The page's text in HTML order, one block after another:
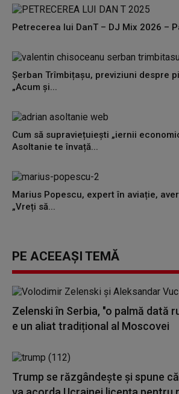
Petrecerea lui DanT – DJ Mix 2026 –
Șerban Trîmbițașu, previziuni despre
„Acum și...
Cum să supraviețuiești „iernii
Asoltanie te învață...
Marius Popescu, expert în aviație,
„Vreți să...
PE ACEEAȘI TEMĂ
Zelenski în Serbia, "o palmă dată
e un aliat tradițional al Moscovei
Trump se răzgândește și spune